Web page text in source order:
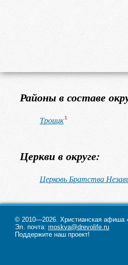
Районы в составе
Троицк 1
Церкви в округе:
Церковь Братства
© 2010—2026. Христианская афиша
Эл. почта: moskva@drevolife.ru
Поддержите наш проект!